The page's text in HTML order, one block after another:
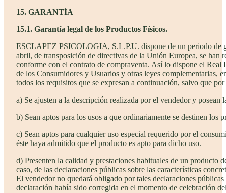
15. GARANTÍA
15.1. Garantía legal de los Productos Físicos.
ESCLAPEZ PSICOLOGIA, S.L.P.U. dispone de un periodo de
abril, de transposición de directivas de la Unión Europea, se han
conforme con el contrato de compraventa. Así lo dispone el
de los Consumidores y Usuarios y otras leyes complementarias,
todos los requisitos que se expresan a continuación, salvo que
a) Se ajusten a la descripción realizada por el vendedor y
b) Sean aptos para los usos a que ordinariamente se destinen los
c) Sean aptos para cualquier uso especial requerido por el
éste haya admitido que el producto es apto para dicho uso.
d) Presenten la calidad y prestaciones habituales de un producto
caso, de las declaraciones públicas sobre las características
El vendedor no quedará obligado por tales declaraciones
declaración había sido corregida en el momento de celebración